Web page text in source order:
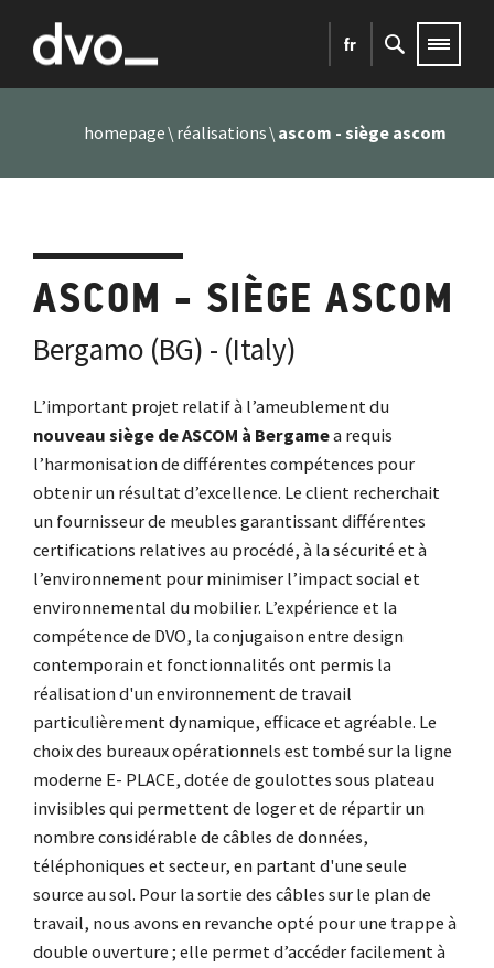
fr
homepage réalisations ascom - siège ascom
ASCOM - SIÈGE ASCOM
Bergamo (BG) - (Italy)
L’important projet relatif à l’ameublement du
nouveausiège de ASCOM à Bergamea requis
l’harmonisation de différentes compétences pour
obtenir un résultat d’excellence. Le client recherchait
un fournisseur de meubles garantissant différentes
certifications relatives au procédé, à la sécurité et à
l’environnement pour minimiser l’impact social et
environnemental du mobilier. L’expérience et la
compétence de DVO, la conjugaison entre design
contemporain et fonctionnalités ont permis la
réalisation d'un environnement de travail
particulièrement dynamique, efficace et agréable. Le
choix des bureaux opérationnels est tombé sur la ligne
moderne E- PLACE, dotée de goulottes sous plateau
invisibles qui permettent de loger et de répartir un
nombre considérable de câbles de données,
téléphoniques et secteur, en partant d'une seule
source au sol. Pour la sortie des câbles sur le plan de
travail, nous avons en revanche opté pour une trappe à
double ouverture ; elle permet d’accéder facilement à